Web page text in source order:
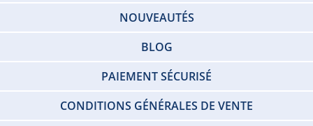
NOUVEAUTÉS
BLOG
PAIEMENT SÉCURISÉ
CONDITIONS GÉNÉRALES DE VENTE